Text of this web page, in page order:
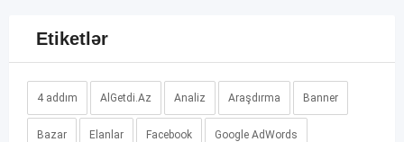
Etiketlər
4 addım AlGetdi.Az Analiz Araşdırma Banner
Bazar Elanlar Facebook Google AdWords